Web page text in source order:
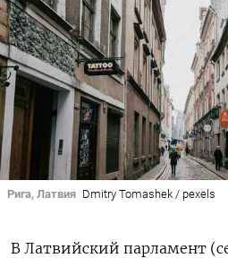
Рига, Латвия Dmitry Tomashek / pexels
В Латвийский парламент